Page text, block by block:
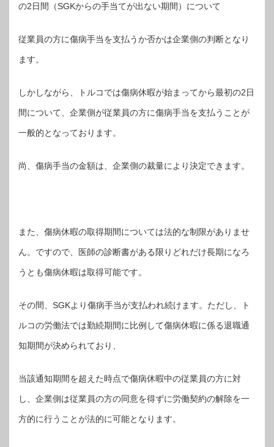
の2日間（SGKからの手当てが出ない期間）について
従業員の方に傷病手当を支払うか否かは企業側の判断となり
ます。
しかしながら、トルコでは傷病休暇が始まってから最初の2日
間について、企業側が従業員の方に傷病手当を支払うことが
一般的となっております。
尚、傷病手当の金額は、企業側の裁量により決定できます。
また、傷病休暇の取得期間については法的な制限がありませ
ん。ですので、医師の診断書がある限りどれだけ長期になろ
うとも傷病休暇は取得可能です。
その間、SGKより傷病手当が支払われ続けます。ただし、ト
ルコの労働法では勤続期間に比例して傷病休暇に係る退職通
知期間が決められており、
当該通知期間を超えた時点で傷病休暇中の従業員の方に対
し、企業側は従業員の方の同意を得ずに労働契約の解除を一
方的に行うことが法的に可能となります。